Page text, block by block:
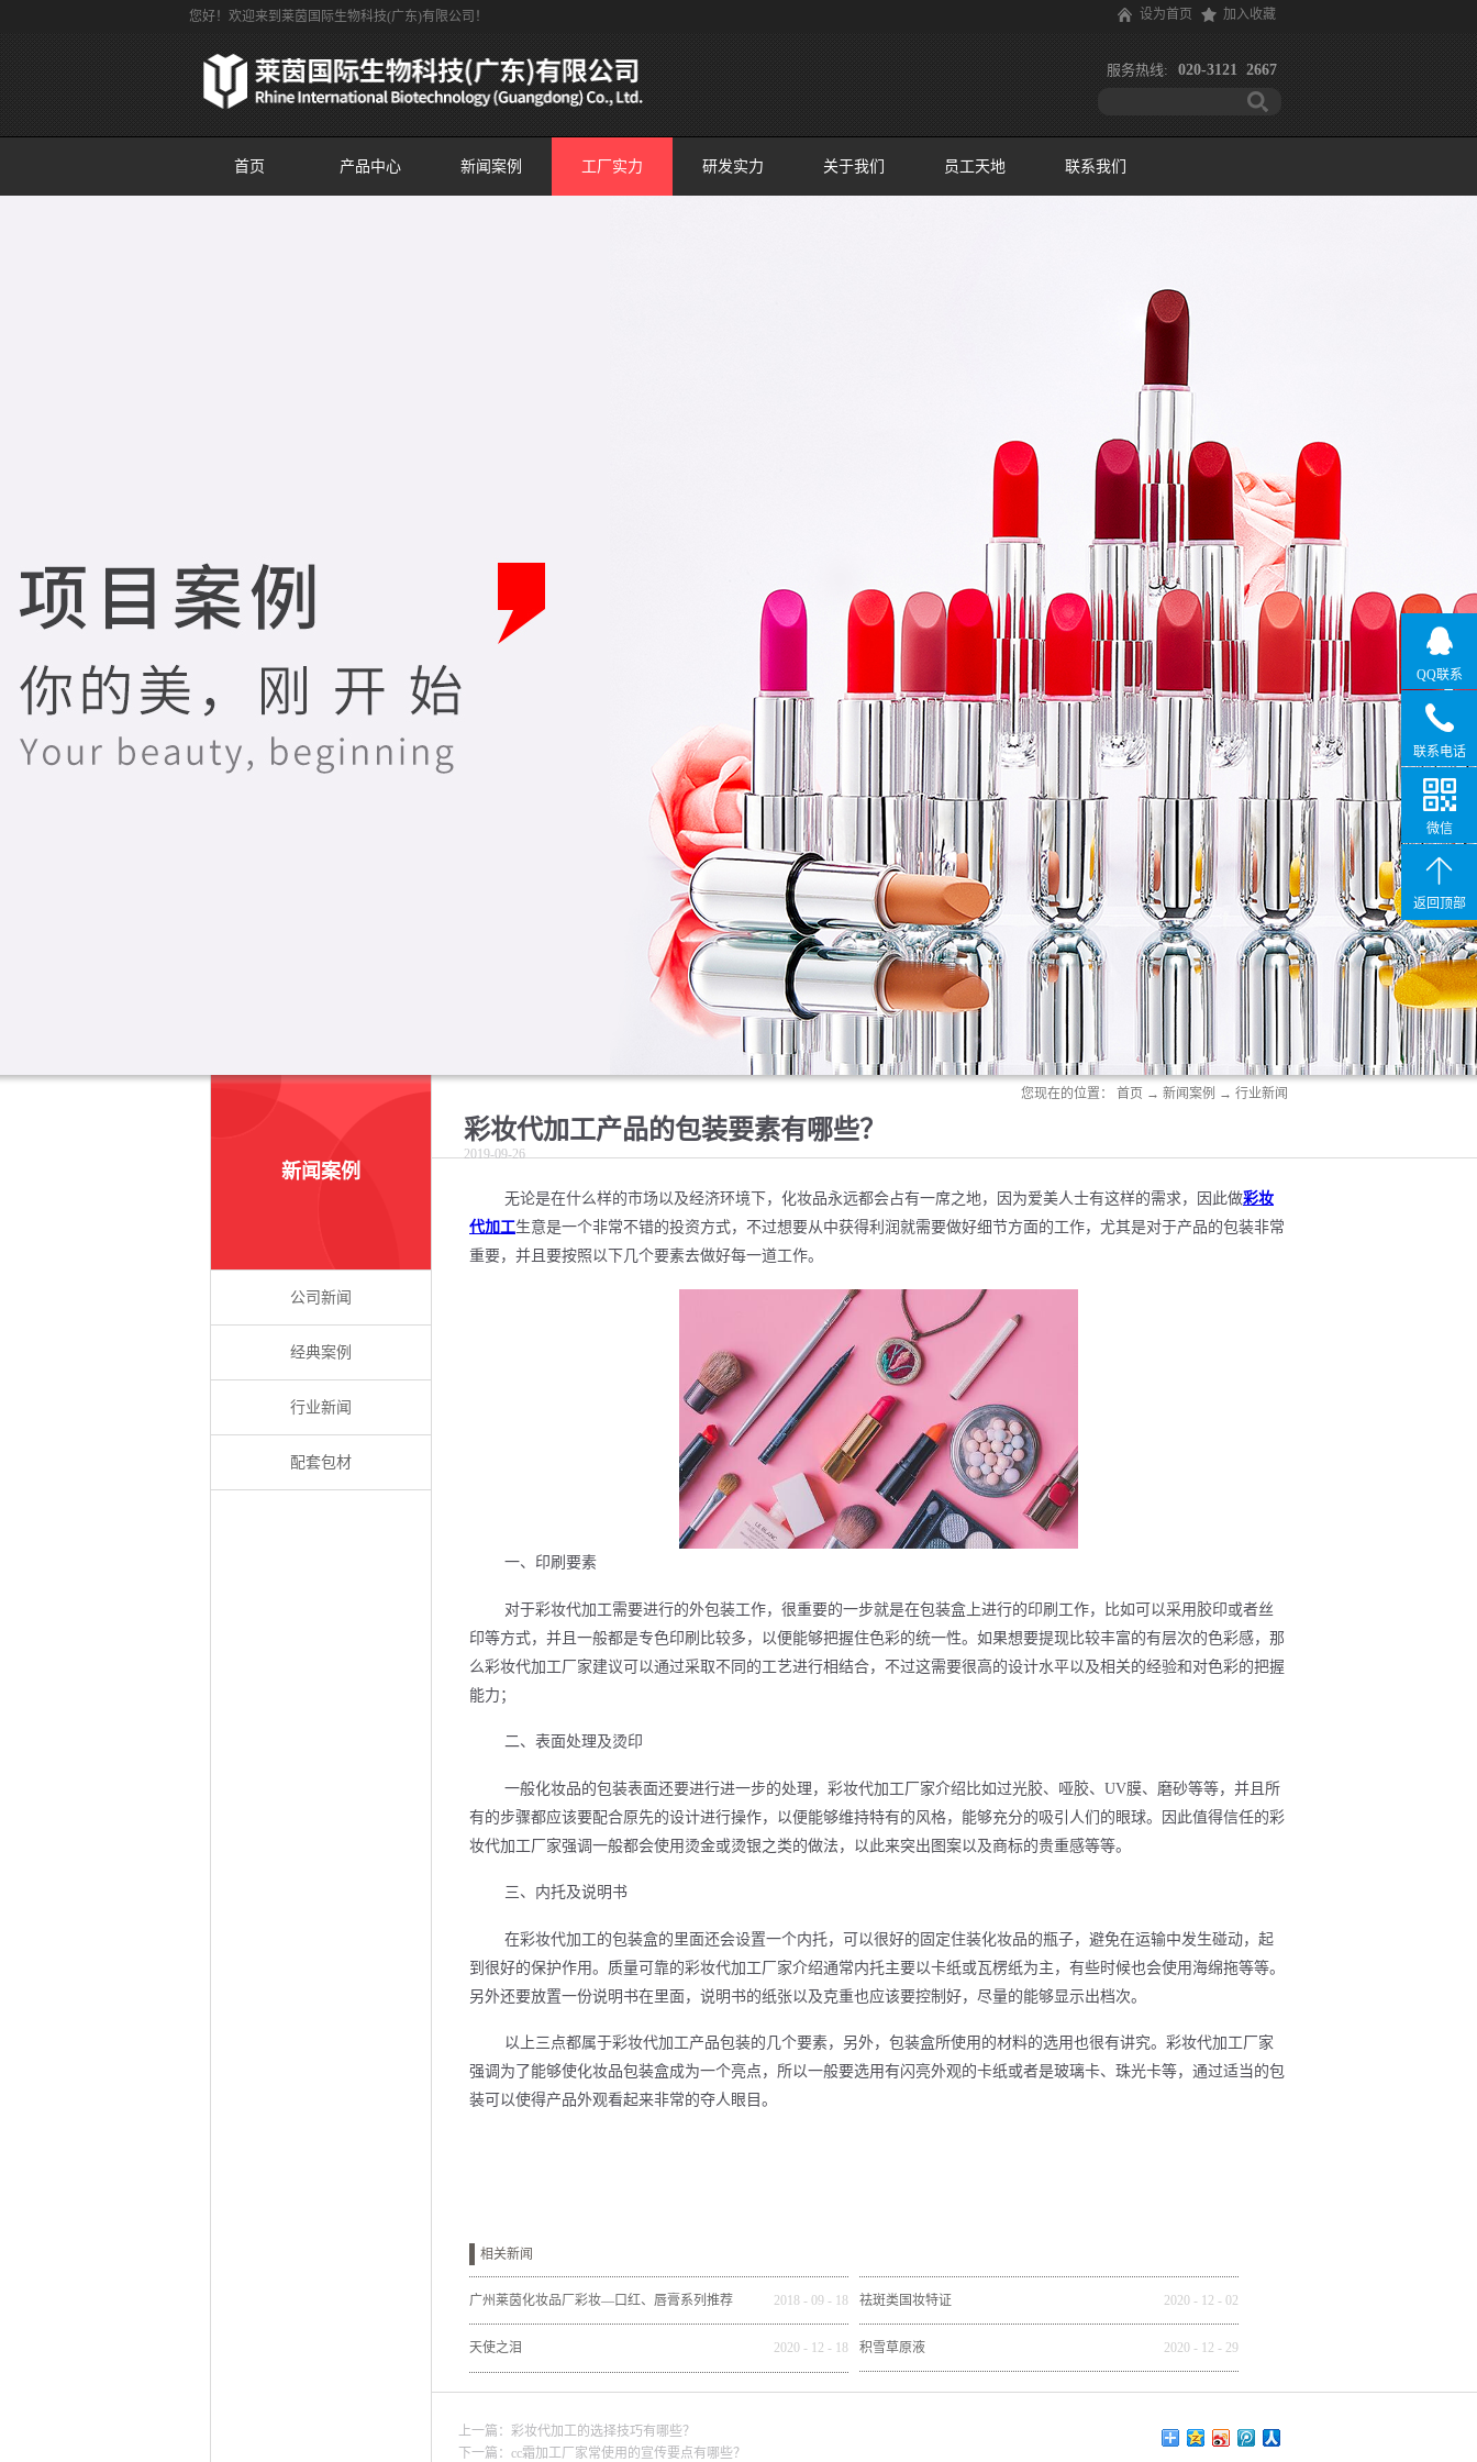
您好！欢迎来到莱茵国际生物科技(广东)有限公司！ 设为首页 加入收藏
服务热线: 020-3121 2667
首页 产品中心 新闻案例 工厂实力 研发实力 关于我们 员工天地 联系我们
彩妆代加工产品的包装要素有哪些？
2019-09-26
新闻案例
公司新闻
经典案例
行业新闻
配套包材
您现在的位置： 首页 → 新闻案例 → 行业新闻
无论是在什么样的市场以及经济环境下，化妆品永远都会占有一席之地，因为爱美人士有这样的需求，因此做彩妆
代加工生意是一个非常不错的投资方式，不过想要从中获得利润就需要做好细节方面的工作，尤其是对于产品的包装非常
重要，并且要按照以下几个要素去做好每一道工作。
一、印刷要素
对于彩妆代加工需要进行的外包装工作，很重要的一步就是在包装盒上进行的印刷工作，比如可以采用胶印或者丝
印等方式，并且一般都是专色印刷比较多，以便能够把握住色彩的统一性。如果想要提现比较丰富的有层次的色彩感，那
么彩妆代加工厂家建议可以通过采取不同的工艺进行相结合，不过这需要很高的设计水平以及相关的经验和对色彩的把握
能力；
二、表面处理及烫印
一般化妆品的包装表面还要进行进一步的处理，彩妆代加工厂家介绍比如过光胶、哑胶、UV膜、磨砂等等，并且所
有的步骤都应该要配合原先的设计进行操作，以便能够维持特有的风格，能够充分的吸引人们的眼球。因此值得信任的彩
妆代加工厂家强调一般都会使用烫金或烫银之类的做法，以此来突出图案以及商标的贵重感等等。
三、内托及说明书
在彩妆代加工的包装盒的里面还会设置一个内托，可以很好的固定住装化妆品的瓶子，避免在运输中发生碰动，起
到很好的保护作用。质量可靠的彩妆代加工厂家介绍通常内托主要以卡纸或瓦楞纸为主，有些时候也会使用海绵拖等等。
另外还要放置一份说明书在里面，说明书的纸张以及克重也应该要控制好，尽量的能够显示出档次。
以上三点都属于彩妆代加工产品包装的几个要素，另外，包装盒所使用的材料的选用也很有讲究。彩妆代加工厂家
强调为了能够使化妆品包装盒成为一个亮点，所以一般要选用有闪亮外观的卡纸或者是玻璃卡、珠光卡等，通过适当的包
装可以使得产品外观看起来非常的夺人眼目。
相关新闻
广州莱茵化妆品厂彩妆—口红、唇膏系列推荐 2018 - 09 - 18 祛斑类国妆特证 2020 - 12 - 02
天使之泪 2020 - 12 - 18 积雪草原液 2020 - 12 - 29
上一篇： 彩妆代加工的选择技巧有哪些？
下一篇： cc霜加工厂家常使用的宣传要点有哪些？
QQ联系
联系电话
微信
返回顶部